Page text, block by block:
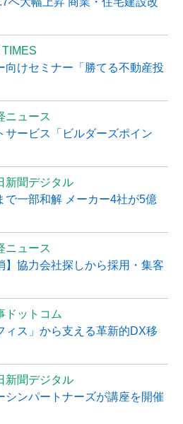
TIMES
向けセミナー「勝てる不動産投
ニュース
サービス「ビルダーズポイン
新聞デジタル
で一部和解 メーカー4社が5億
ニュース
】協力会社探しから採用・集客
ドットコム
ィス」から支える革新的DX移
新聞デジタル
シンパートナーズが講座を開催